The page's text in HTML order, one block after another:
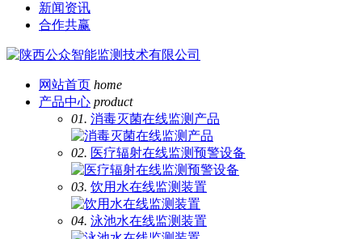
新闻资讯
合作共赢
网站首页 home
产品中心 product
01. 消毒灭菌在线监测产品
02. 医疗辐射在线监测预警设备
03. 饮用水在线监测装置
04. 泳池水在线监测装置